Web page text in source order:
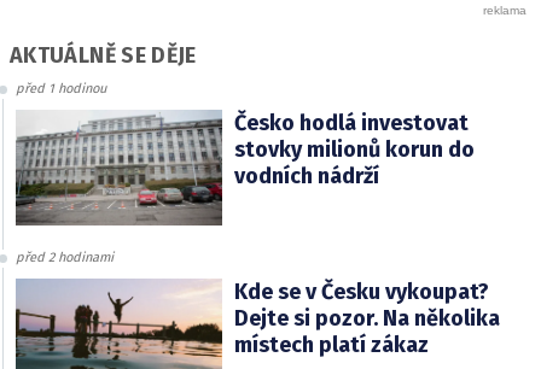
AKTUÁLNĚ SE DĚJE
před 1 hodinou
Česko hodlá investovat
stovky milionů korun do
vodních nádrží
před 2 hodinami
Kde se v Česku vykoupat?
Dejte si pozor. Na několika
místech platí zákaz